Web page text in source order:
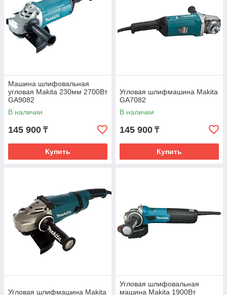
Машина шлифовальная
угловая Makita 230мм 2700Вт
GA9082
В наличии
145 900 ₸
Купить
Угловая шлифмашина Makita
GA7082
В наличии
145 900 ₸
Купить
Угловая шлифмашина Makita
Угловая шлифовальная
машина Makita 1900Вт